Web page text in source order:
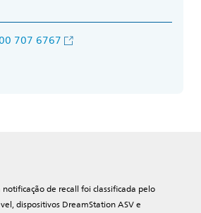
707 6767
de recall foi classificada pelo
dispositivos DreamStation ASV e